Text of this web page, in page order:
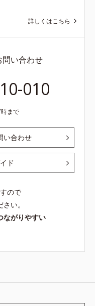
詳しくはこちら
い合わせ
010
まで
い合わせ
ド
ので
い。
ながりやすい